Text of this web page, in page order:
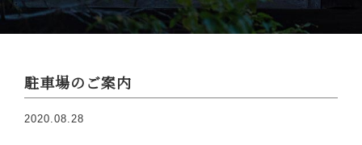
駐車場のご案内
2020.08.28